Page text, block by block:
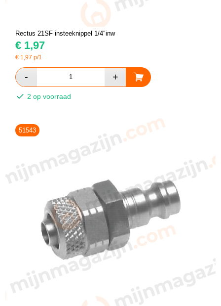
Rectus 21SF insteeknippel 1/4″inw
€ 1,97
€ 1,97 p/1
2 op voorraad
51543